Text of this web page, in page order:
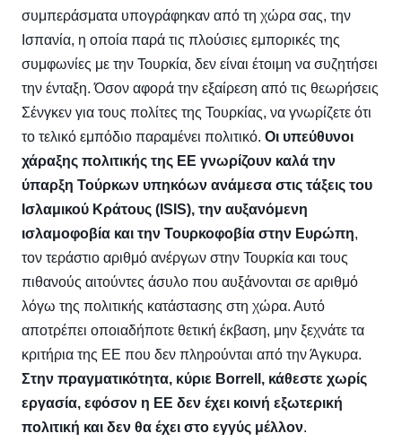
συμπεράσματα υπογράφηκαν από τη χώρα σας, την
Ισπανία, η οποία παρά τις πλούσιες εμπορικές της
συμφωνίες με την Τουρκία, δεν είναι έτοιμη να συζητήσει
την ένταξη.Όσον αφορά την εξαίρεση από τις θεωρήσεις
Σένγκεν για τους πολίτες της Τουρκίας, να γνωρίζετε ότι
το τελικό εμπόδιο παραμένει πολιτικό. Οι υπεύθυνοι
χάραξης πολιτικής της ΕΕ γνωρίζουν καλά την
ύπαρξη Τούρκων υπηκόων ανάμεσα στις τάξεις του
Ισλαμικού Κράτους (ISIS), την αυξανόμενη
ισλαμοφοβία και την Τουρκοφοβία στην Ευρώπη,
τον τεράστιο αριθμό ανέργων στην Τουρκία και τους
πιθανούς αιτούντες άσυλο που αυξάνονται σε αριθμό
λόγω της πολιτικής κατάστασης στη χώρα. Αυτό
αποτρέπει οποιαδήποτε θετική έκβαση, μην ξεχνάτε τα
κριτήρια της ΕΕ που δεν πληρούνται από την Άγκυρα.
Στην πραγματικότητα, κύριε Borrell, κάθεστε χωρίς
εργασία, εφόσον η ΕΕ δεν έχει κοινή εξωτερική
πολιτική και δεν θα έχει στο εγγύς μέλλον.